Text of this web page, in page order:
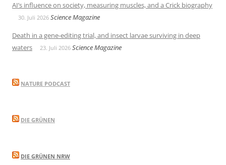
AI’s influence on society, measuring muscles, and a Crick biography
30. Juli 2026 Science Magazine
Death in a gene-editing trial, and insect larvae surviving in deep
waters
23. Juli 2026 Science Magazine
NATURE PODCAST
DIE GRÜNEN
DIE GRÜNEN NRW